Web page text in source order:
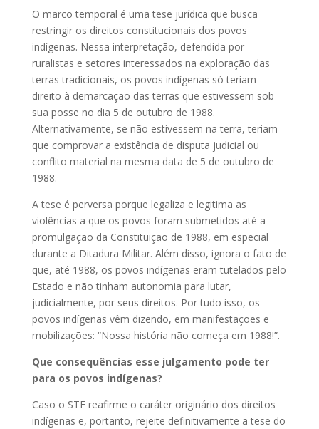
O marco temporal é uma tese jurídica que busca
restringir os direitos constitucionais dos povos
indígenas. Nessa interpretação, defendida por
ruralistas e setores interessados na exploração das
terras tradicionais, os povos indígenas só teriam
direito à demarcação das terras que estivessem sob
sua posse no dia 5 de outubro de 1988.
Alternativamente, se não estivessem na terra, teriam
que comprovar a existência de disputa judicial ou
conflito material na mesma data de 5 de outubro de
1988.
A tese é perversa porque legaliza e legitima as
violências a que os povos foram submetidos até a
promulgação da Constituição de 1988, em especial
durante a Ditadura Militar. Além disso, ignora o fato de
que, até 1988, os povos indígenas eram tutelados pelo
Estado e não tinham autonomia para lutar,
judicialmente, por seus direitos. Por tudo isso, os
povos indígenas vêm dizendo, em manifestações e
mobilizações: “Nossa história não começa em 1988!”.
Que consequências esse julgamento pode ter
para os povos indígenas?
Caso o STF reafirme o caráter originário dos direitos
indígenas e, portanto, rejeite definitivamente a tese do